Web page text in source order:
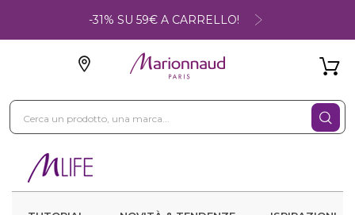
-31% SU 59€ A CARRELLO!